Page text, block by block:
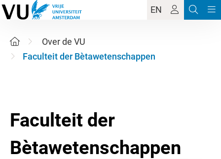
EN
Over de VU
Faculteit der Bètawetenschappen
Faculteit der